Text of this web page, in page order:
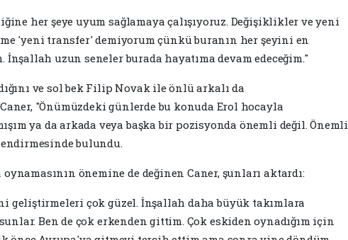
her şeye uyum sağlamaya çalışıyoruz. Değişiklikler ve yeni
'yeni transfer' demiyorum çünkü buranın her şeyini en
İnşallah uzun seneler burada hayatıma devam edeceğim."
ve sol bek Filip Novak ile önlü arkalı da
"Önümüzdeki günlerde bu konuda Erol hocayla
ya da arkada veya başka bir pozisyonda önemli değil. Önemli
bulundu.
önemine de değinen Caner, şunları aktardı:
geliştirmeleri çok güzel. İnşallah daha büyük takımlara
Ben de çok erkenden gittim. Çok eskiden oynadığım için